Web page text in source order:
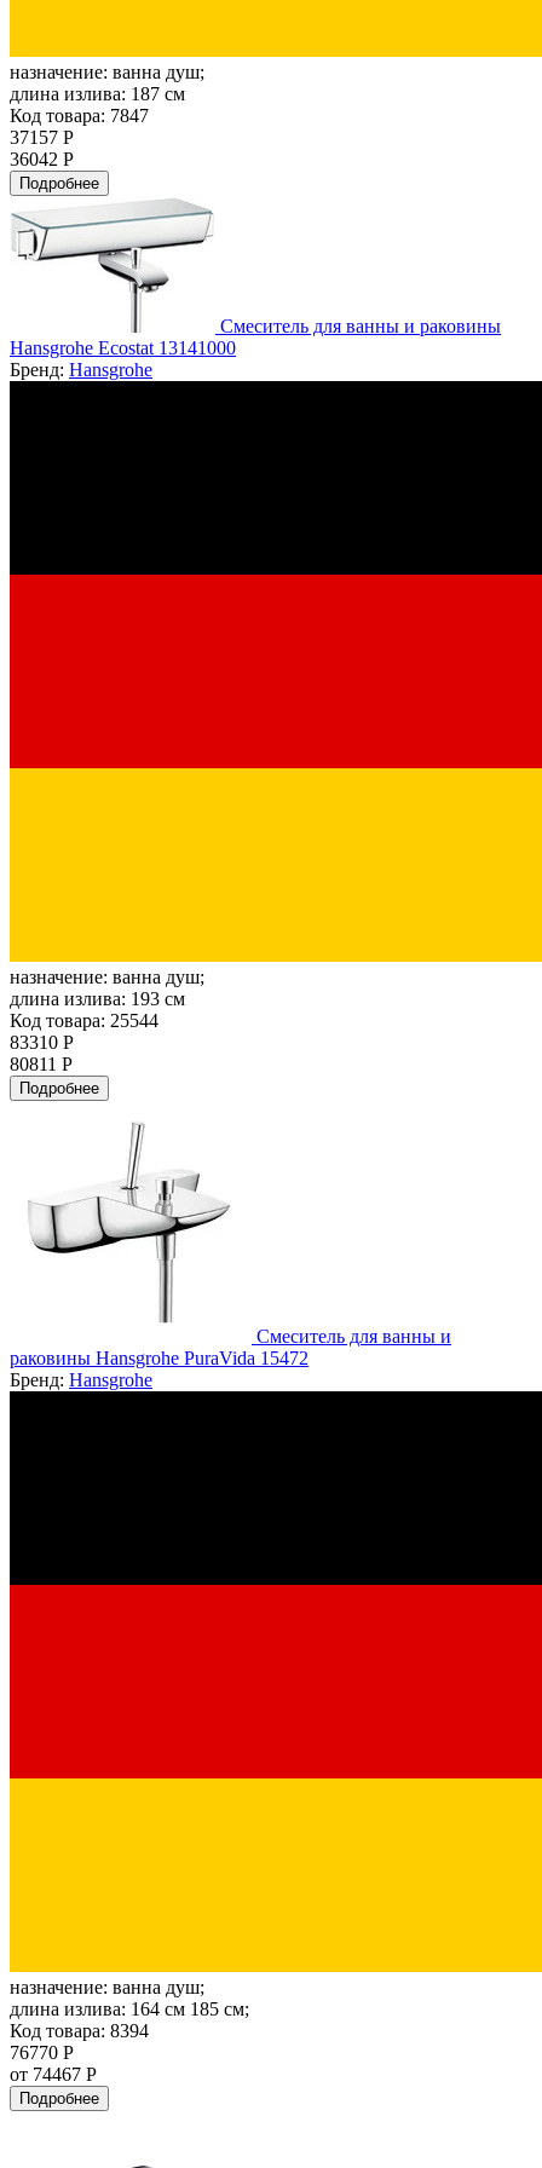
назначение: ванна душ;
длина излива: 187 см
Код товара: 7847
37157 Р
36042 Р
Подробнее
Смеситель для ванны и раковины
Hansgrohe Ecostat 13141000
Бренд: Hansgrohe
назначение: ванна душ;
длина излива: 193 см
Код товара: 25544
83310 Р
80811 Р
Подробнее
Смеситель для ванны и
раковины Hansgrohe PuraVida 15472
Бренд: Hansgrohe
назначение: ванна душ;
длина излива: 164 см 185 см;
Код товара: 8394
76770 Р
от 74467 Р
Подробнее